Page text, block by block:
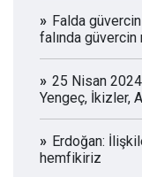
Falda
falında
25 Nisan
Yengeç, İkizler,
Oğlak, Kova,
Erdoğan:
hemfikiriz